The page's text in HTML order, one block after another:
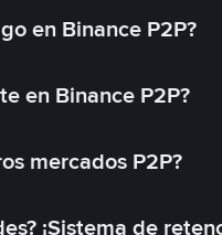
en Binance P2P?
en Binance P2P?
mercados P2P?
¡Sistema de